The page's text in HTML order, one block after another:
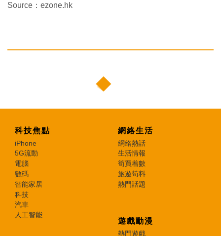
Source：ezone.hk
科技焦點
iPhone
5G流動
電腦
數碼
智能家居
科技
汽車
人工智能
網絡生活
網絡熱話
生活情報
筍買着數
旅遊筍料
熱門話題
遊戲動漫
熱門遊戲